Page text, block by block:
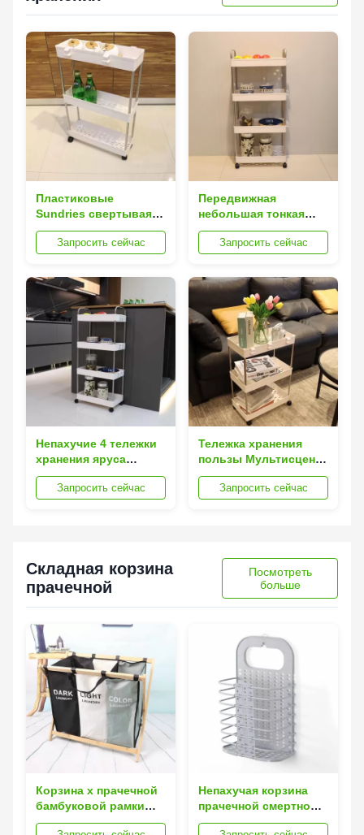
Пластиковые
Sundries свертывая
домашние тележки
хранения с двигать 4
гибкий
Запросить сейчас
Передвижная
небольшая тонкая
свертывая тележка
хранения с Lockable
пластиковое
Запросить сейчас
Непахучие 4 тележки
хранения яруса
общего назначения
домашних с
Запросить сейчас
Тележка хранения
пользы Мультисцена
мобильная, вагонетка
кухни ODM
Запросить сейчас
Складная корзина
прачечной
Посмотреть
больше
Корзина x прачечной
бамбуковой рамки
многоразовая
Непахучая корзина
прачечной смертной
казни через